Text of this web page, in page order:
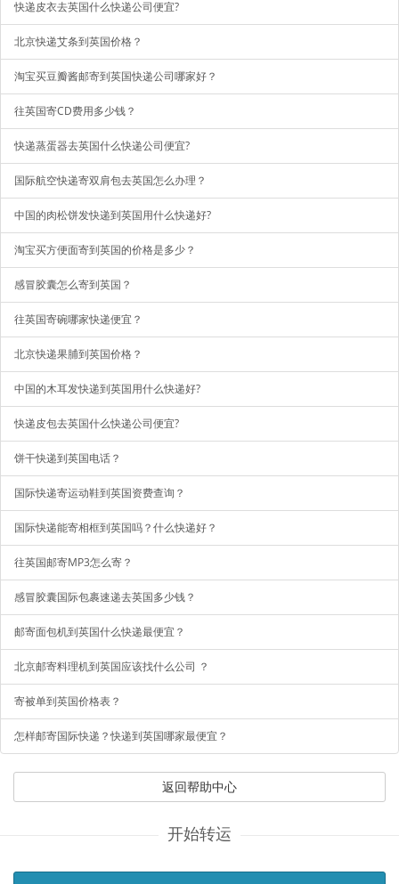
快递皮衣去英国什么快递公司便宜?
北京快递艾条到英国价格？
淘宝买豆瓣酱邮寄到英国快递公司哪家好？
往英国寄CD费用多少钱？
快递蒸蛋器去英国什么快递公司便宜?
国际航空快递寄双肩包去英国怎么办理？
中国的肉松饼发快递到英国用什么快递好?
淘宝买方便面寄到英国的价格是多少？
感冒胶囊怎么寄到英国？
往英国寄碗哪家快递便宜？
北京快递果脯到英国价格？
中国的木耳发快递到英国用什么快递好?
快递皮包去英国什么快递公司便宜?
饼干快递到英国电话？
国际快递寄运动鞋到英国资费查询？
国际快递能寄相框到英国吗？什么快递好？
往英国邮寄MP3怎么寄？
感冒胶囊国际包裹速递去英国多少钱？
邮寄面包机到英国什么快递最便宜？
北京邮寄料理机到英国应该找什么公司 ？
寄被单到英国价格表？
怎样邮寄国际快递？快递到英国哪家最便宜？
返回帮助中心
开始转运